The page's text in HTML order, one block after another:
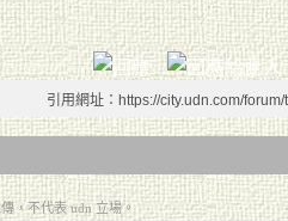
引用網址：https://city.udn.com/
，不代表 udn 立場。